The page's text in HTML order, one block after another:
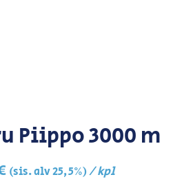
Piippo 3000 m
(sis. alv 25,5%)/ kpl